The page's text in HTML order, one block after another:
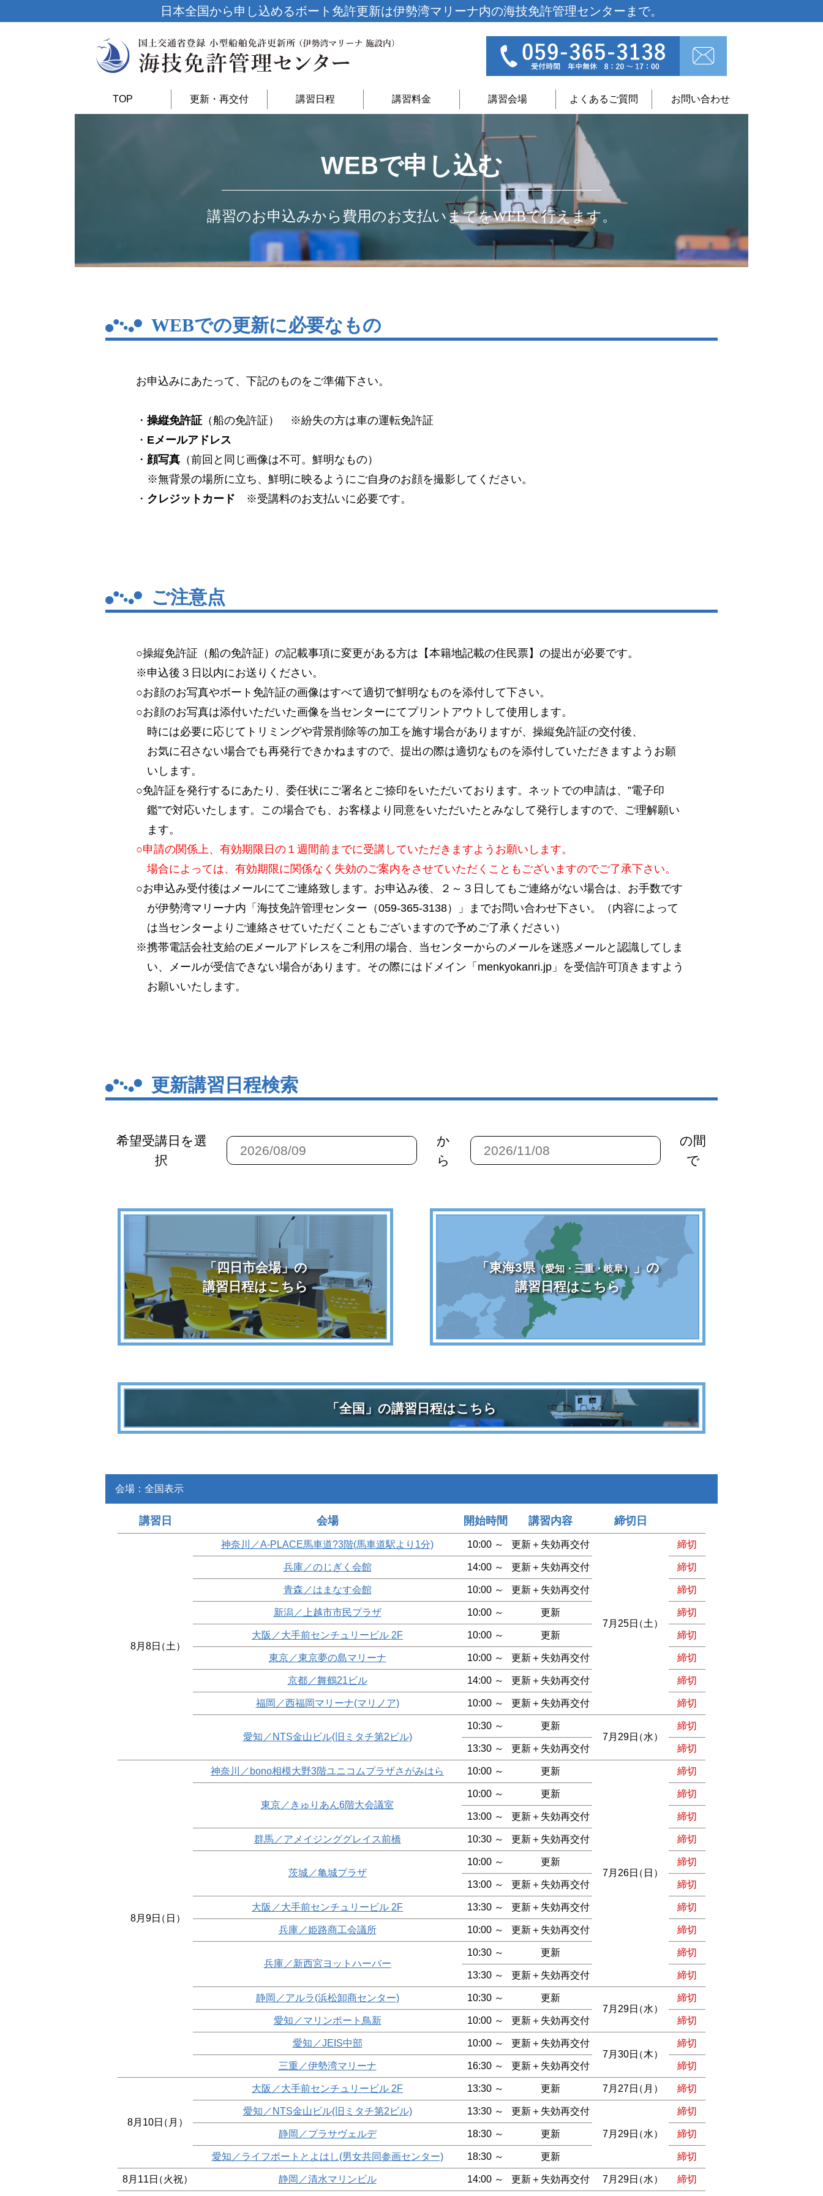
日本全国から申し込めるボート免許更新は伊勢湾マリーナ内の海技免許管理センターまで。
TOP 更新・再交付 講習日程 講習料金 講習会場 よくあるご質問 お問い合わせ
WEBで申し込む
講習のお申込みから費用のお支払いまでをWEBで行えます。
WEBでの更新に必要なもの
お申込みにあたって、下記のものをご準備下さい。
・ 操縦免許証 （船の免許証）
※紛失の方は車の運転免許証
・ Eメールアドレス
・ 顔写真 （前回と同じ画像は不可。鮮明なもの）
※無背景の場所に立ち、鮮明に映るようにご自身のお顔を撮影してください。
・ クレジットカード ※受講料のお支払いに必要です。
ご注意点
○操縦免許証（船の免許証）の記載事項に変更がある方は【本籍地記載の住民票】の提出が必要です。
※申込後３日以内にお送りください。
○お顔のお写真やボート免許証の画像はすべて適切で鮮明なものを添付して下さい。
○お顔のお写真は添付いただいた画像を当センターにてプリントアウトして使用します。
時には必要に応じてトリミングや背景削除等の加工を施す場合がありますが、操縦免許証の交付後、
お気に召さない場合でも再発行できかねますので、提出の際は適切なものを添付していただきますようお願
いします。
○免許証を発行するにあたり、委任状にご署名とご捺印をいただいております。ネットでの申請は、”電子印
鑑”で対応いたします。この場合でも、お客様より同意をいただいたとみなして発行しますので、ご理解願い
ます。
○申請の関係上、有効期限日の１週間前までに受講していただきますようお願いします。
場合によっては、有効期限に関係なく失効のご案内をさせていただくこともございますのでご了承下さい。
○お申込み受付後はメールにてご連絡致します。お申込み後、２～３日してもご連絡がない場合は、お手数です
が伊勢湾マリーナ内「海技免許管理センター（059-365-3138）」までお問い合わせ下さい。（内容によって
は当センターよりご連絡させていただくこともございますので予めご了承ください）
※携帯電話会社支給のEメールアドレスをご利用の場合、当センターからのメールを迷惑メールと認識してしま
い、メールが受信できない場合があります。その際にはドメイン「menkyokanri.jp」を受信許可頂きますよう
お願いいたします。
更新講習日程検索
希望受講日を選
択
か
ら
の間
で
「四日市会場」の
講習日程はこちら
「東海3県（愛知・三重・岐阜）
」の
講習日程はこちら
「全国」の講習日程はこちら
会場：全国表示
講習日 会場 開始時間 講習内容 締切日
8月8日（土）
神奈川／A-PLACE馬車道?3階(馬車道駅より1分) 10:00 ～ 更新＋失効再交付
7月25日（土）
締切
兵庫／のじぎく会館 14:00 ～ 更新＋失効再交付 締切
青森／はまなす会館 10:00 ～ 更新＋失効再交付 締切
新潟／上越市市民プラザ 10:00 ～ 更新 締切
大阪／大手前センチュリービル 2F 10:00 ～ 更新 締切
東京／東京夢の島マリーナ 10:00 ～ 更新＋失効再交付 締切
京都／舞鶴21ビル 14:00 ～ 更新＋失効再交付 締切
福岡／西福岡マリーナ(マリノア) 10:00 ～ 更新＋失効再交付 締切
愛知／NTS金山ビル(旧ミタチ第2ビル)
10:30 ～
更新
7月29日（水）
締切
13:30 ～ 更新＋失効再交付 締切
8月9日（日）
神奈川／bono相模大野3階ユニコムプラザさがみはら 10:00 ～ 更新
7月26日（日）
締切
東京／きゅりあん6階大会議室
10:00 ～ 更新 締切
13:00 ～ 更新＋失効再交付 締切
群馬／アメイジンググレイス前橋 10:30 ～ 更新＋失効再交付 締切
茨城／亀城プラザ
10:00 ～ 更新 締切
13:00 ～ 更新＋失効再交付 締切
大阪／大手前センチュリービル 2F 13:30 ～ 更新＋失効再交付 締切
兵庫／姫路商工会議所 10:00 ～ 更新＋失効再交付 締切
兵庫／新西宮ヨットハーバー
10:30 ～ 更新 締切
13:30 ～ 更新＋失効再交付 締切
静岡／アルラ(浜松卸商センター) 10:30 ～
更新
7月29日（水）
締切
愛知／マリンポート鳥新 10:00 ～ 更新＋失効再交付 締切
愛知／JEIS中部 10:00 ～
更新＋失効再交付
7月30日（木）
締切
三重／伊勢湾マリーナ 16:30 ～ 更新＋失効再交付 締切
8月10日（月）
大阪／大手前センチュリービル 2F 13:30 ～ 更新 7月27日（月） 締切
愛知／NTS金山ビル(旧ミタチ第2ビル) 13:30 ～ 更新＋失効再交付
7月29日（水）
締切
静岡／プラサヴェルデ 18:30 ～ 更新 締切
愛知／ライフポートとよはし(男女共同参画センター) 18:30 ～ 更新 締切
8月11日（火祝） 静岡／清水マリンビル 14:00 ～ 更新＋失効再交付 7月29日（水） 締切